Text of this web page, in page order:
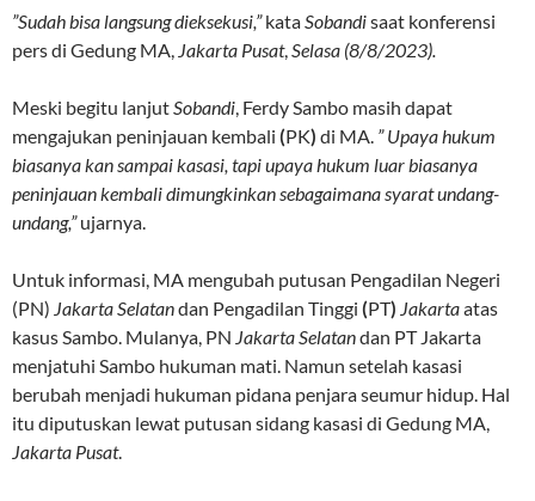
”Sudah bisa langsung dieksekusi,”kata Sobandisaat konferensi
pers di Gedung MA, Jakarta Pusat, Selasa (8/8/2023).
Meski begitu lanjut Sobandi , Ferdy Sambo masih dapat
mengajukan peninjauan kembali (PK) di MA. ” Upaya hukum
biasanya kan sampai kasasi, tapi upaya hukum luar biasanya
peninjauan kembali dimungkinkan sebagaimana syarat undang-
undang,”ujarnya.
Untuk informasi, MA mengubah putusan Pengadilan Negeri
(PN) Jakarta Selatandan Pengadilan Tinggi (PT) Jakartaatas
kasus Sambo. Mulanya, PN Jakarta Selatandan PT Jakarta
menjatuhi Sambo hukuman mati. Namun setelah kasasi
berubah menjadi hukuman pidana penjara seumur hidup. Hal
itu diputuskan lewat putusan sidang kasasi di Gedung MA,
Jakarta Pusat.